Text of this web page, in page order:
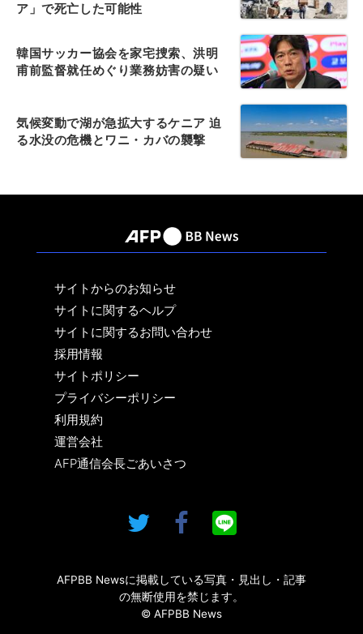
ア」で死亡した可能性
韓国サッカー協会を家宅捜索、洪明
甫前監督就任めぐり業務妨害の疑い
気候変動で湖が急拡大するケニア 迫
る水没の危機とワニ・カバの襲撃
サイトからのお知らせ
サイトに関するヘルプ
サイトに関するお問い合わせ
採用情報
サイトポリシー
プライバシーポリシー
利用規約
運営会社
AFP通信会長ごあいさつ
AFPBB Newsに掲載している写真・見出し・記事
の無断使用を禁じます。
© AFPBB News